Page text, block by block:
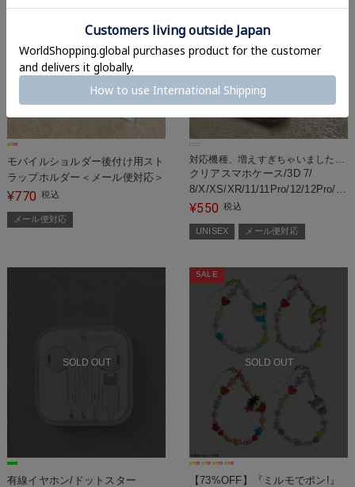
モバイルショルダー後付け用スト
ラップホルダー＜メール便対応＞
¥770 税込
メール便対応
対応機種、増えすぎちゃいました…
クリアスマホケース/3D 7/
8/X/XS/XR/11/11Pro/12/12Pro/
＜メール便対応＞
¥550 税込
UNISEX メール便対応
SOLD OUT
有線イヤホン/ドットスター
SOLD OUT
SALE
【73%OFF】『ミルモでポン!』